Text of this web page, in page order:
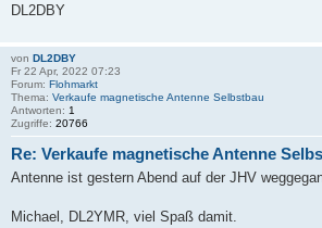
DL2DBY
von DL2DBY
Fr 22 Apr, 2022 07:23
Forum: Flohmarkt
Thema: Verkaufe magnetische Antenne Selbstbau
Antworten: 1
Zugriffe: 20766
Re: Verkaufe magnetische Antenne
Antenne ist gestern Abend auf der JHV
Michael, DL2YMR, viel Spaß damit.